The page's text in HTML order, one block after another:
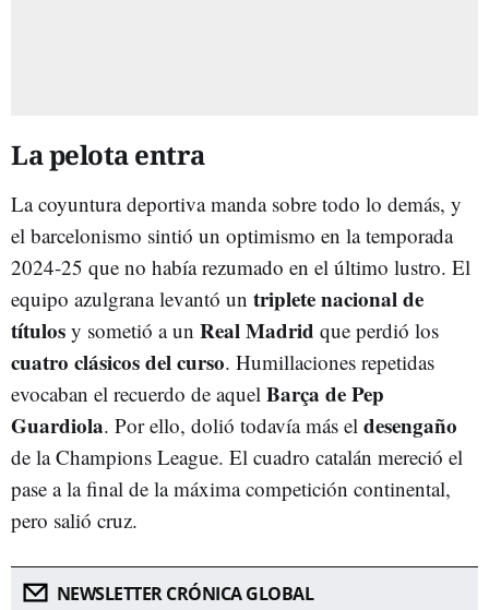
La pelota entra
La coyuntura deportiva manda sobre todo lo demás, y
el barcelonismo sintió un optimismo en la temporada
2024-25 que no había rezumado en el último lustro. El
equipo azulgrana levantó un triplete nacional de
títulos y sometió a un Real Madrid que perdió los
cuatro clásicos del curso. Humillaciones repetidas
evocaban el recuerdo de aquel Barça de Pep
Guardiola. Por ello, dolió todavía más el desengaño
de la Champions League. El cuadro catalán mereció el
pase a la final de la máxima competición continental,
pero salió cruz.
NEWSLETTER CRÓNICA GLOBAL